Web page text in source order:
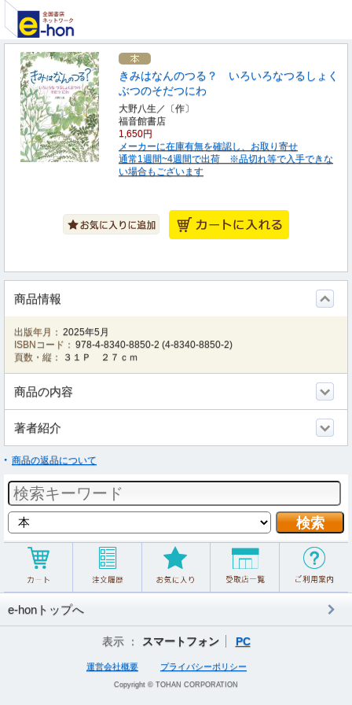
きみはなんのつる？ いろいろなつるしょく
ぶつのそだつにわ
大野八生／〔作〕
福音館書店
1,650円
メーカーに在庫有無を確認し、お取り寄せ
通常1週間~4週間で出荷 ※品切れ等で入手できな
い場合もございます
商品情報
出版年月： 2025年5月
ISBNコード： 978-4-8340-8850-2 (4-8340-8850-2)
頁数・縦：
３１Ｐ ２７ｃｍ
商品の内容
著者紹介
商品の返品について
e-honトップへ
表示 ： スマートフォン PC
運営会社概要 プライバシーポリシー
Copyright © TOHAN CORPORATION